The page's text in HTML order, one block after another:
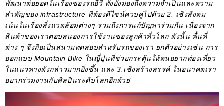
พัฒนาต่อยอดในเรื่องของรถอีวี ทั้งยังมองถึงความจำเป็นและความ
สำคัญของ infrastructure ที่ต้องดีไซน์ควบคู่ไปด้วย 2. เชิงสังคม
เน้นในเรื่องสิ่งแวดล้อมต่างๆ รวมถึงการแก้ปัญหาร่วมกัน เนื่องจาก
สินค้าของเราตอบสนองการใช้งานของลูกค้าทั่วโลก ดังนั้น พื้นที่
ต่าง ๆ จึงถือเป็นสนามทดสอบสำหรับรถของเรา ยกตัวอย่างเช่น การ
ออกแบบ Mountain Bike ในญี่ปุ่นที่ช่วยกระตุ้นให้คนอยากท่องเที่ยว
ในแนวทางดังกล่าวมากยิ่งขึ้น และ 3.เชิงสร้างสรรค์ ในอนาคตเรา
อยากร่วมงานกับศิลปินระดับโลกอีกด้วย”